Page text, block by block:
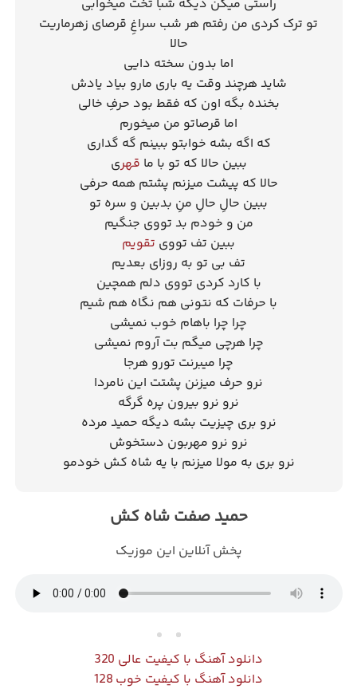
راستی میگن دیگه شبا تخت میخوابی
تو ترک کردی من رفتم هر شب سراغِ قرصای زهرماریت
حالا
اما بدون سخته دایی
شاید هرچند وقت یه باری مارو بیاد یادش
بخنده بگه اون که فقط بود حرفِ خالی
اما قرصاتو من میخورم
که اگه بشه خوابتو ببینم گه گداری
ببین حالا که تو با ما قهری
حالا که پیشت میزنم پشتم همه حرفی
ببین حالِ حالِ منِ بدبین و سره تو
من و خودم بد تووی جنگیم
ببین تف تووی تقویم
تف بی تو به روزای بعدیم
با کارد کردی تووی دلم همچین
با حرفات که نتونی هم نگاه هم شیم
چرا چرا باهام خوب نمیشی
چرا هرچی میگم بت آروم نمیشی
چرا میبرنت تورو هرجا
نرو حرف میزنن پشتت این نامردا
نرو نرو بیرون پره گرگه
نرو بری چیزیت بشه دیگه حمید مرده
نرو نرو مهربون دستخوش
نرو بری به مولا میزنم با یه شاه کش خودمو
حمید صفت شاه کش
پخش آنلاین این موزیک
دانلود آهنگ با کیفیت عالی 320
دانلود آهنگ با کیفیت خوب 128